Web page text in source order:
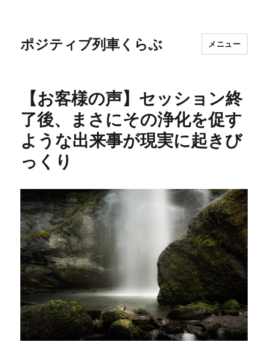
ポジティブ列車くらぶ メニュー
【お客様の声】セッション終
了後、まさにその浄化を促す
ような出来事が現実に起きび
っくり